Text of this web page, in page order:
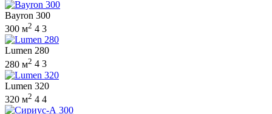
Bayron 300
300 м2 4 3
Lumen 280
280 м2 4 3
Lumen 320
320 м2 4 4